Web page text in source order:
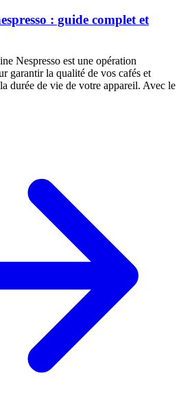
: guide complet et
Nespresso est une opération
garantir la qualité de vos cafés et
durée de vie de votre appareil. Avec le